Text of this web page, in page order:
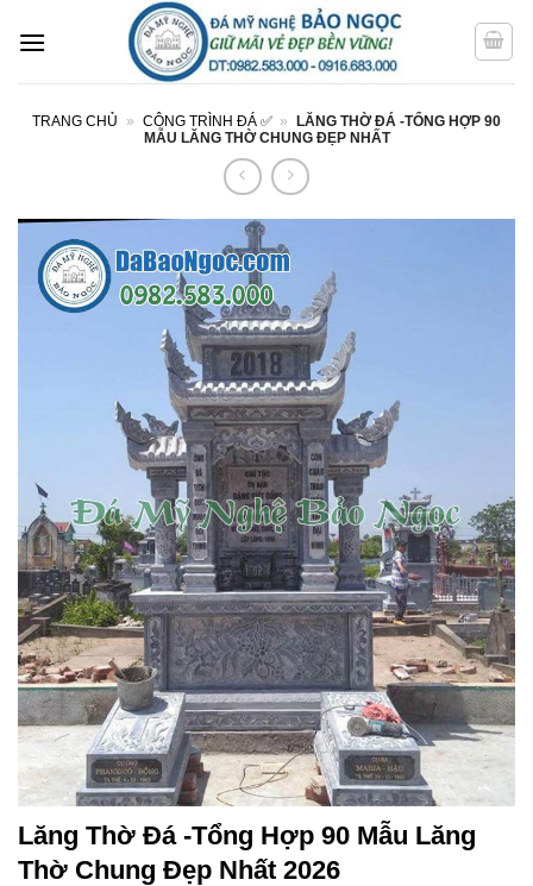
qua
TRANG CHỦ » CÔNG TRÌNH ĐÁ ✅ »
LĂNG THỜ ĐÁ -TỔNG HỢP 90
MẪU LĂNG THỜ CHUNG ĐẸP NHẤT
Lăng Thờ Đá -Tổng Hợp 90 Mẫu Lăng
Thờ Chung Đẹp Nhất 2026